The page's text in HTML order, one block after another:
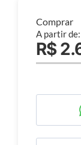
Comprar
A partir de:
R$